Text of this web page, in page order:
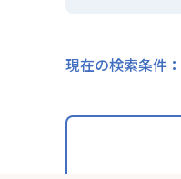
現在の検索条件 ：